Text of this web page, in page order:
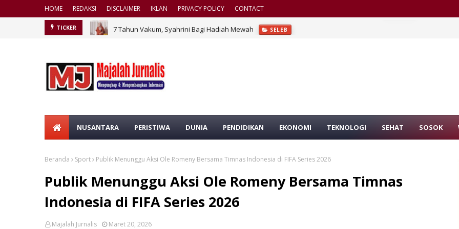
HOME REDAKSI DISCLAIMER IKLAN PRIVACY POLICY CONTACT
TICKER 7 Tahun Vakum, Syahrini Bagi Hadiah Mewah SELEB
NUSANTARA PERISTIWA DUNIA PENDIDIKAN EKONOMI TEKNOLOGI SEHAT SOSOK
Beranda Sport Publik Menunggu Aksi Ole Romeny Bersama Timnas Indonesia di FIFA Series 2026
Publik Menunggu Aksi Ole Romeny Bersama Timnas
Indonesia di FIFA Series 2026
Majalah Jurnalis Maret 20, 2026